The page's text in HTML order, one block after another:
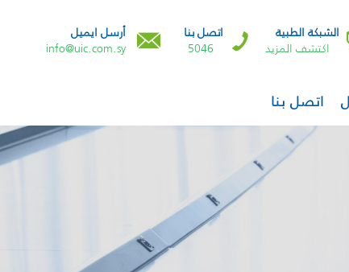
أرسل ايميل
info@uic.com.sy
اتصل بنا
5046
الشبكة الطبية
اكتشف المزيد
اتصل بنا